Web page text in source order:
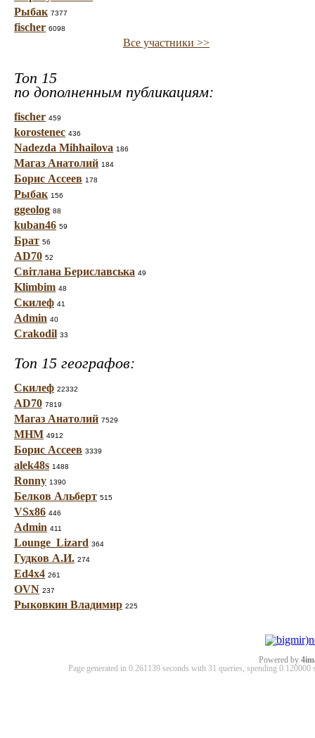
Рыбак 7377
fischer 6098
Все участники >>
Топ 15
по дополненным публикациям:
fischer 459
korostenec 436
Nadezda Mihhailova 186
Магаз Анатолий 184
Борис Ассеев 178
Рыбак 156
ggeolog 88
kuban46 59
Брат 56
AD70 52
Світлана Бериславська 49
Klimbim 48
Скилеф 41
Admin 40
Crakodil 33
Топ 15 географов:
Скилеф 22332
AD70 7819
Магаз Анатолий 7529
МНМ 4912
Борис Ассеев 3339
alek48s 1488
Ronny 1390
Белков Альберт 515
VSx86 446
Admin 411
Lounge_Lizard 364
Гудков А.И. 274
Ed4x4 261
OVN 237
Рыковкин Владимир 225
Powered by
Page generated in 0.261139 seconds with 31 queries, spending